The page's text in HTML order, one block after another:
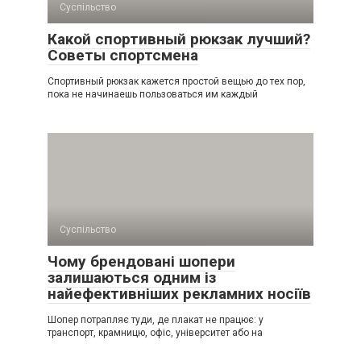
Суспільство
Какой спортивный рюкзак лучший?
Советы спортсмена
Спортивный рюкзак кажется простой вещью до тех пор,
пока не начинаешь пользоваться им каждый
Суспільство
Чому брендовані шопери
залишаються одним із
найефективніших рекламних носіїв
Шопер потрапляє туди, де плакат не працює: у
транспорт, крамницю, офіс, університет або на